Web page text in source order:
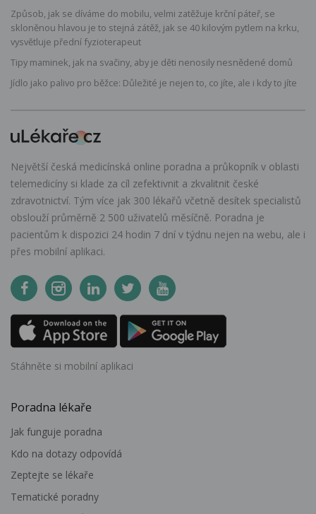
Způsob, jak se díváme do mobilu, velmi zatěžuje krční páteř, se
skloněnou hlavou je to stejná zátěž, jak se 40 kilovým pytlem na krku,
vysvětluje přední fyzioterapeut
Tipy maminek, jak na svačiny, aby je děti nenosily nesnědené domů
Jídlo jako palivo pro běžce: Důležité je nejen to, co jíte, ale i kdy to jíte
Největší česká medicínská online poradna a průkopník v oblasti
telemedicíny si klade za cíl zefektivnit a zkvalitnit české
zdravotnictví. Tým více jak 300 lékařů včetně desítek specialistů
obslouží průměrně 2 500 uživatelů měsíčně. Poradna je
pacientům k dispozici 24 hodin 7 dní v týdnu nejen na webu, ale i
přes mobilní aplikaci.
Stáhněte si mobilní aplikaci
Poradna lékaře
Jak funguje poradna
Kdo na dotazy odpovídá
Zeptejte se lékaře
Tematické poradny